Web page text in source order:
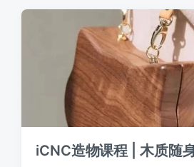
期
iCNC造物课程 | 木质随